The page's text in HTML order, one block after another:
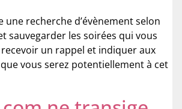
une recherche d’évènement selon
sauvegarder les soirées qui vous
un rappel et indiquer aux
vous serez potentiellement à cet